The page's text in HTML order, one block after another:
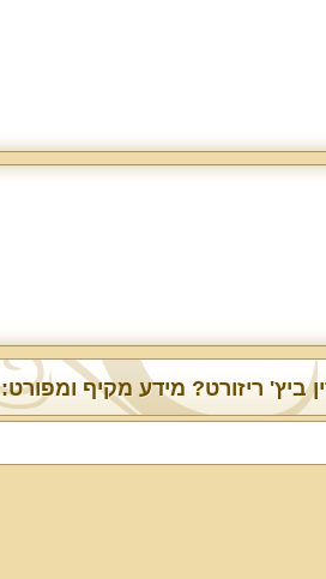
ביץ' ריזורט? מידע מקיף ומפורט: